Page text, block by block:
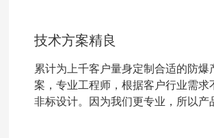
技术方案精良
累计为上千客户量身定制合适的防爆
案，专业工程师，根据客户行业需求
非标设计。因为我们更专业，所以产